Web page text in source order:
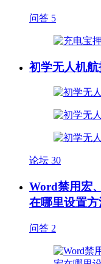
问答 5
初学无人机
论坛 30
Word禁用宏
在哪里设置方
问答 2